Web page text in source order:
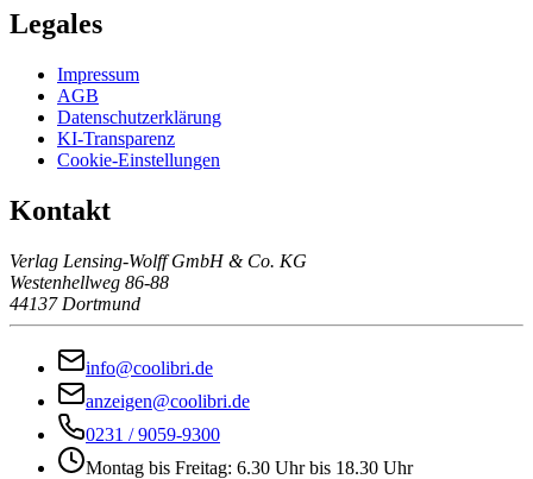
Legales
Impressum
AGB
Datenschutzerklärung
KI-Transparenz
Cookie-Einstellungen
Kontakt
Verlag Lensing-Wolff GmbH & Co. KG
Westenhellweg 86-88
44137 Dortmund
info@coolibri.de
anzeigen@coolibri.de
0231 / 9059-9300
Montag bis Freitag: 6.30 Uhr bis 18.30 Uhr